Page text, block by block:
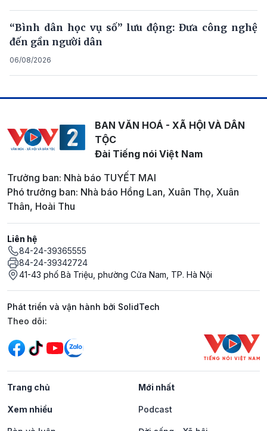
“Bình dân học vụ số” lưu động: Đưa công nghệ
đến gần người dân
06/08/2026
BAN VĂN HOÁ - XÃ HỘI VÀ DÂN
TỘC
Đài Tiếng nói Việt Nam
Trưởng ban: Nhà báo TUYẾT MAI
Phó trưởng ban: Nhà báo Hồng Lan, Xuân Thọ, Xuân
Thân, Hoài Thu
Liên hệ
84-24-39365555
84-24-39342724
41-43 phố Bà Triệu, phường Cửa Nam, TP. Hà Nội
Phát triển và vận hành bởi SolidTech
Mạng xã hội
Theo dõi:
Trang chủ Mới nhất
Xem nhiều Podcast